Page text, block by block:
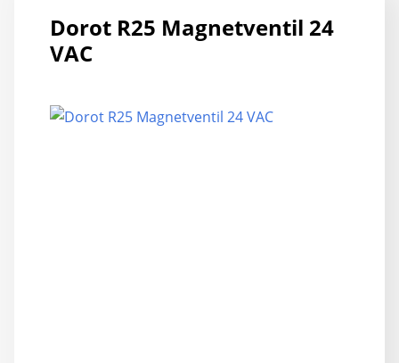
Dorot R25 Magnetventil 24
VAC